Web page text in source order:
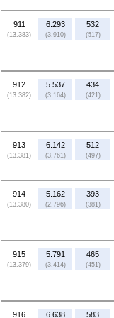
911
(13.383)
6.293
(3.910)
532
(517)
912
(13.382)
5.537
(3.164)
434
(421)
913
(13.381)
6.142
(3.761)
512
(497)
914
(13.380)
5.162
(2.796)
393
(381)
915
(13.379)
5.791
(3.414)
465
(451)
916 6.638 583